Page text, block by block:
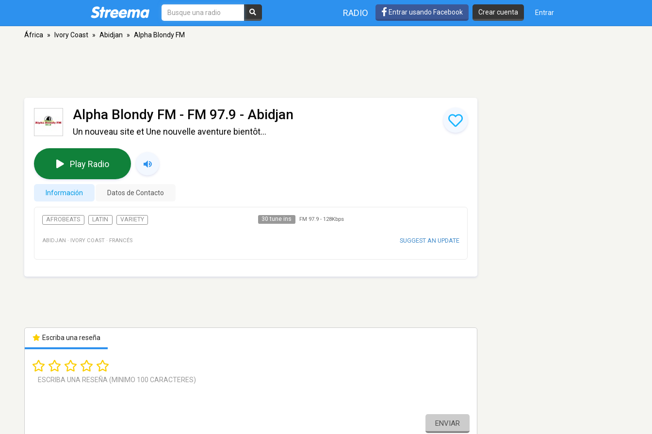
RADIO Entrar usando Facebook Crear cuenta Entrar
África » Ivory Coast » Abidjan » Alpha Blondy FM
Alpha Blondy FM - FM 97.9 - Abidjan
Un nouveau site et Une nouvelle aventure bientôt...
Play Radio
Información Datos de Contacto
AFROBEATS LATIN VARIETY 30 tune ins FM 97.9- 128Kbps
ABIDJAN · IVORY COAST · FRANCÉS SUGGEST AN UPDATE
Escriba una reseña
ENVIAR